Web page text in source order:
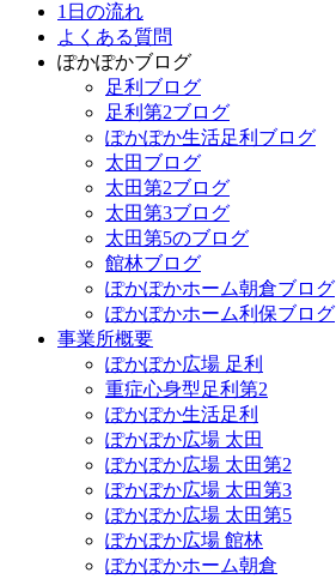
1日の流れ
よくある質問
ぽかぽかブログ
足利ブログ
足利第2ブログ
ぽかぽか生活足利ブログ
太田ブログ
太田第2ブログ
太田第3ブログ
太田第5のブログ
館林ブログ
ぽかぽかホーム朝倉ブログ
ぽかぽかホーム利保ブログ
事業所概要
ぽかぽか広場 足利
重症心身型足利第2
ぽかぽか生活足利
ぽかぽか広場 太田
ぽかぽか広場 太田第2
ぽかぽか広場 太田第3
ぽかぽか広場 太田第5
ぽかぽか広場 館林
ぽかぽかホーム朝倉